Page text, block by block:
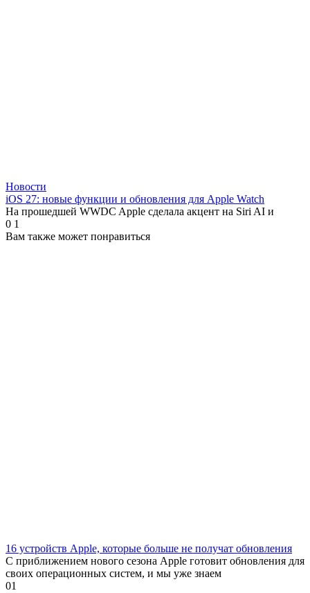
Новости
iOS 27: новые функции и обновления для Apple Watch
На прошедшей WWDC Apple сделала акцент на Siri AI и
0 1
Вам также может понравиться
16 устройств Apple, которые больше не получат обновления
С приближением нового сезона Apple готовит обновления для
своих операционных систем, и мы уже знаем
01